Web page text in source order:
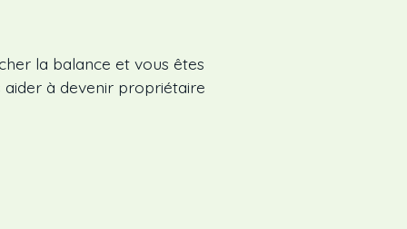
la balance et vous êtes
à devenir propriétaire